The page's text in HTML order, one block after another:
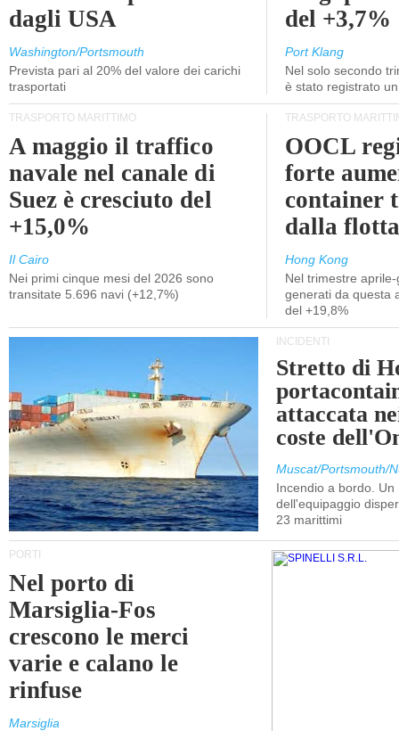
dagli USA
Washington/Portsmouth
Prevista pari al 20% del valore dei carichi
trasportati
del +3,7%
Port Klang
Nel solo secondo
è stato registrato
TRASPORTO MARITTIMO
A maggio il traffico
navale nel canale di
Suez è cresciuto del
+15,0%
Il Cairo
Nei primi cinque mesi del 2026 sono
transitate 5.696 navi (+12,7%)
TRASPORTO
OOCL
forte
container
dalla
Hong Kong
Nel trimestre
generati da questa
del +19,8%
INCIDENTI
Stretto di
attaccata
coste
Muscat/Portsmouth/
Incendio a bordo. Un
dell'equipaggio
23 marittimi
PORTI
Nel porto di
Marsiglia-Fos
crescono le merci
varie e calano le
rinfuse
Marsiglia